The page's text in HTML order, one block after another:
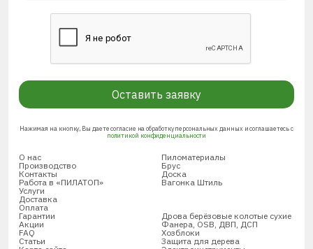
Оставить заявку
Нажимая на кнопку, Вы даете согласие на обработку персональных данных и соглашаетесь с
политикой конфиденциальности
О нас
Производство
Контакты
Работа в «ПИЛАТОП»
Услуги
Доставка
Оплата
Гарантии
Акции
FAQ
Статьи
Пиломатериалы
Брус
Доска
Вагонка Штиль
Дрова берёзовые колотые сухие
Фанера, OSB, ДВП, ДСП
Хозблоки
Защита для дерева